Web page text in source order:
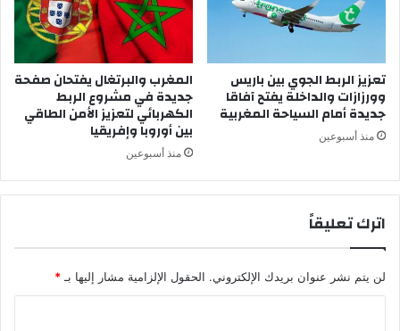
ب
ي
ة
م
خ
ط
ط
م
ا
ذ
ا
تعزيز الربط الجوي بين باريس
وورزازات والداخلة يفتح آفاقا
جديدة أمام السياحة المغربية
منذ أسبوعين
المغرب والبرتغال يفتحان صفحة
جديدة في مشروع الربط
الكهربائي لتعزيز الأمن الطاقي
بين أوروبا وإفريقيا
منذ أسبوعين
اترك تعليقاً
لن يتم نشر عنوان بريدك الإلكتروني. الحقول الإلزامية مشار إليها بـ *